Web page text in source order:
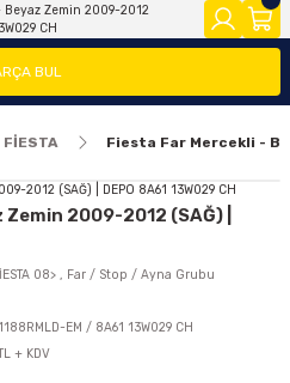
FOCUS
FAR/STOP/AYNA GRUBU
FOCUS 1
FOCUS 2 (2005-2008)
FOCUS 2.5(2008-2011)
FİESTA
FİESTA 08>
FİESTA 13 >
FİESTA 2002-2008
COURİER
COURİER 2014-2018
COURİER 2018-2023
COURİER 2023>
CONNECT
CONNECT 2002-2008
CONNECT 2008-2013
CONNECT 2014 >
TRANSİT
TRANSİT 2014-2018
TRANSİT 2018-2023
MODEL Y
2020>
BUL
FİESTA Fiesta Far Mercekli -
2009-2012 (SAĞ) |
08> , Far / Stop / Ayna Grubu
EM / 8A61 13W029 CH
+ KDV